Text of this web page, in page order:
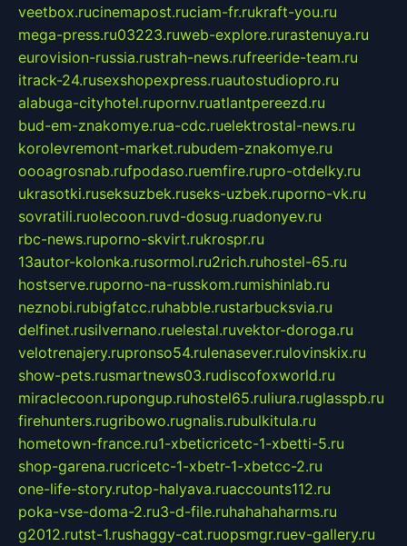
veetbox.rucinemapost.ruciam-fr.rukraft-you.ru
mega-press.ru03223.ruweb-explore.rurastenuya.ru
eurovision-russia.rustrah-news.rufreeride-team.ru
itrack-24.rusexshopexpress.ruautostudiopro.ru
alabuga-cityhotel.rupornv.ruatlantpereezd.ru
bud-em-znakomye.rua-cdc.ruelektrostal-news.ru
korolevremont-market.rubudem-znakomye.ru
oooagrosnab.rufpodaso.ruemfire.rupro-otdelky.ru
ukrasotki.ruseksuzbek.ruseks-uzbek.ruporno-vk.ru
sovratili.ruolecoon.ruvd-dosug.ruadonyev.ru
rbc-news.ruporno-skvirt.rukrospr.ru
13autor-kolonka.rusormol.ru2rich.ruhostel-65.ru
hostserve.ruporno-na-russkom.rumishinlab.ru
neznobi.rubigfatcc.ruhabble.rustarbucksvia.ru
delfinet.rusilvernano.ruelestal.ruvektor-doroga.ru
velotrenajery.rupronso54.rulenasever.rulovinskix.ru
show-pets.rusmartnews03.rudiscofoxworld.ru
miraclecoon.rupongup.ruhostel65.ruliura.ruglasspb.ru
firehunters.rugribowo.rugnalis.rubulkitula.ru
hometown-france.ru1-xbeticricetc-1-xbetti-5.ru
shop-garena.rucricetc-1-xbetr-1-xbetcc-2.ru
one-life-story.rutop-halyava.ruaccounts112.ru
poka-vse-doma-2.ru3-d-file.ruhahahaharms.ru
g2012.rutst-1.rushaggy-cat.ruopsmgr.ruev-gallery.ru